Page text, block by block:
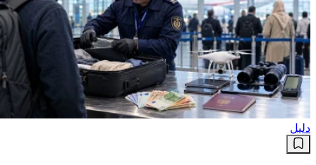
دليل